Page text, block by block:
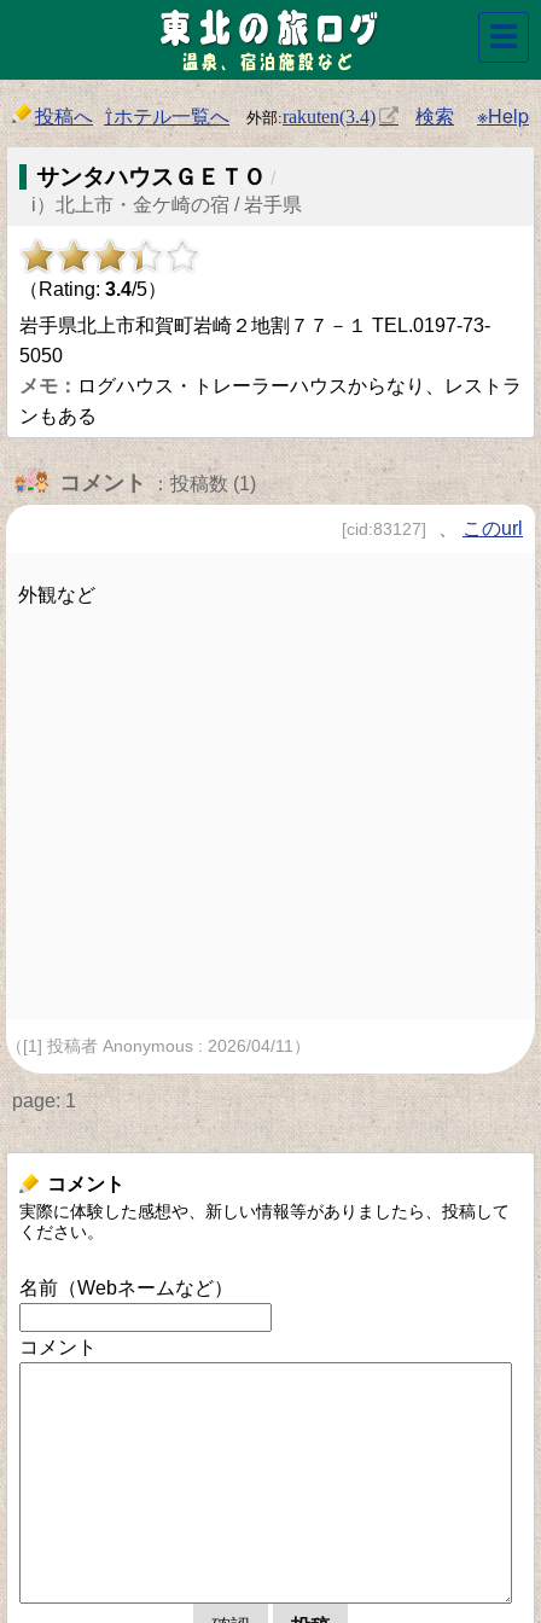
投稿へ ⇧ホテル一覧へ rakuten(3.4) 検索 ※Help
サンタハウスＧＥＴＯ /
i）北上市・金ケ崎の宿 / 岩手県
（Rating: 3.4/5）
岩手県北上市和賀町岩崎２地割７７－１ TEL.0197-73-
5050
ログハウス・トレーラーハウスからなり、レストラ
ンもある
コメント：投稿数 (1)
[cid:83127] このurl
外観など
（[1] 投稿者 Anonymous : 2026/04/11）
page:1
コメント
実際に体験した感想や、新しい情報等がありましたら、投稿して
ください。
名前（Webネームなど）
コメント
☰